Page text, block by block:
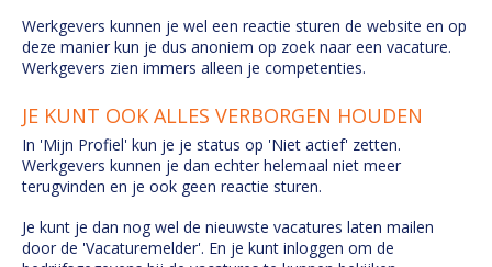
Werkgevers kunnen je wel een reactie sturen de website en op
deze manier kun je dus anoniem op zoek naar een vacature.
Werkgevers zien immers alleen je competenties.
JE KUNT OOK ALLES VERBORGEN HOUDEN
In 'Mijn Profiel' kun je je status op 'Niet actief' zetten.
Werkgevers kunnen je dan echter helemaal niet meer
terugvinden en je ook geen reactie sturen.
Je kunt je dan nog wel de nieuwste vacatures laten mailen
door de 'Vacaturemelder'. En je kunt inloggen om de